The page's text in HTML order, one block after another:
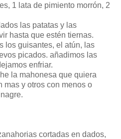
1 lata de pimiento morrón, 2
las patatas y las
hasta que estén tiernas.
los guisantes, el atún, las
picados. añadimos las
enfriar.
la mahonesa que quiera
mas y otros con menos o
cortadas en dados,